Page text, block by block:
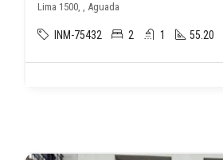
Lima 1500, , Aguada
INM-75432 2 1 55.20